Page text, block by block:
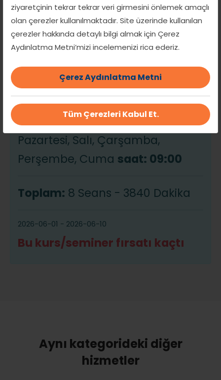
ziyaretçinin tekrar tekrar veri girmesini önlemek amaçlı
olan çerezler kullanılmaktadır. Site üzerinde kullanılan
çerezler hakkında detaylı bilgi almak için Çerez
Aydınlatma Metni’mizi incelemenizi rica ederiz.
Çerez Aydınlatma Metni
Tüm Çerezleri Kabul Et.
Yoga Nefes Bioenerji Reıkı Şube
Yüz Yogası
Grup Eğitimi Aylık Paket
Rezervasyon tarih ve saatleri
1 Haziran-10 Haziran 2026
Pazartesi, Salı, Çarşamba,
Perşembe, Cuma saat: 09:00
Toplam: 8 Seans - 3840 Dakika
2026-06-01 - 2026-06-10
Bu kurs/seminer fırsatı kaçtı
Aynı kategorideki diğer
hizmetler